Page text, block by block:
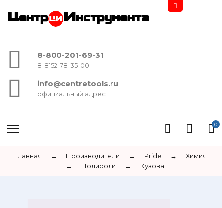
Центр Инструмента
8-800-201-69-31
8-8152-78-35-00
info@centretools.ru
официальный адрес
0
Главная → Производители → Pride →
Химия
→
Полироли → Кузова